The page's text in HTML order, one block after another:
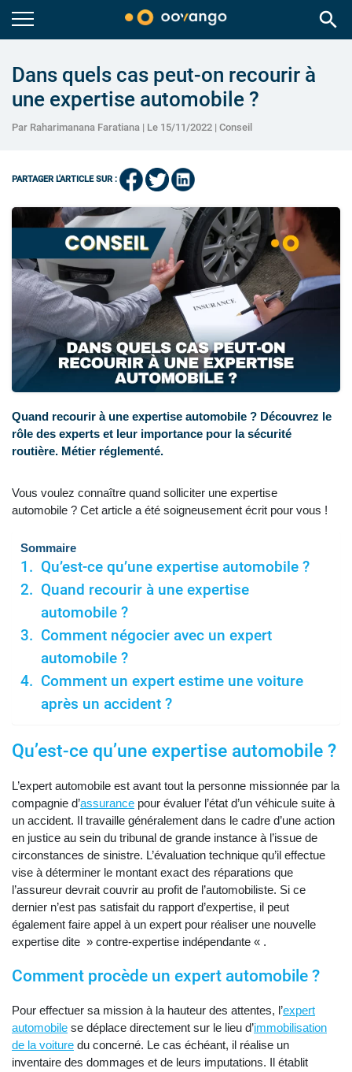
search
Dans quels cas peut-on recourir à
une expertise automobile ?
Par Raharimanana Faratiana | Le 15/11/2022 | Conseil
PARTAGER L'ARTICLE SUR :
Quand recourir à une expertise automobile ? Découvrez le
rôle des experts et leur importance pour la sécurité
routière. Métier réglementé.
Vous voulez connaître quand solliciter une expertise
automobile ? Cet article a été soigneusement écrit pour vous !
Sommaire
Qu’est-ce qu’une expertise automobile ?
Quand recourir à une expertise
automobile ?
Comment négocier avec un expert
automobile ?
Comment un expert estime une voiture
après un accident ?
Qu’est-ce qu’une expertise automobile ?
L’expert automobile est avant tout la personne missionnée par la
compagnie d’assurance pour évaluer l’état d’un véhicule suite à
un accident. Il travaille généralement dans le cadre d’une action
en justice au sein du tribunal de grande instance à l’issue de
circonstances de sinistre. L’évaluation technique qu’il effectue
vise à déterminer le montant exact des réparations que
l’assureur devrait couvrir au profit de l’automobiliste. Si ce
dernier n’est pas satisfait du rapport d’expertise, il peut
également faire appel à un expert pour réaliser une nouvelle
expertise dite » contre-expertise indépendante « .
Comment procède un expert automobile ?
Pour effectuer sa mission à la hauteur des attentes, l’expert
automobile se déplace directement sur le lieu d’immobilisation
de la voiture du concerné. Le cas échéant, il réalise un
inventaire des dommages et de leurs imputations. Il établit